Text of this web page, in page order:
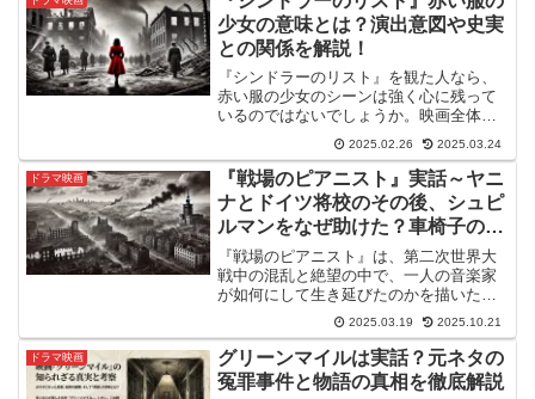
💨映画全体に漂うのは...
少女の意味とは？演出意図や史実
との関係を解説！
『シンドラーのリスト』を観た人なら、
赤い服の少女のシーンは強く心に残って
いるのではないでしょうか。映画全体が
モノクロで描かれる中、この少女だけが
鮮やかな赤色の服を着て登場する演出は
非常に象徴的で、多くの視聴者の記憶に
焼き付いています。このシ...
2025.02.26 2025.03.24
ドラマ映画
『戦場のピアニスト』実話～ヤニ
ナとドイツ将校のその後、シュピ
ルマンをなぜ助けた？車椅子のシ
ーンの真相！
『戦場のピアニスト』は、第二次世界大
戦中の混乱と絶望の中で、一人の音楽家
が如何にして生き延びたのかを描いた衝
撃的な実話に基づく物語です。映画は、
ユダヤ系ポーランド人ピアニスト、ウワ
ディスワフ・シュピルマンの回想録『あ
る都市の死』を原作とし、...
2025.03.19 2025.10.21
ドラマ映画
グリーンマイルは実話？元ネタの
冤罪事件と物語の真相を徹底解説